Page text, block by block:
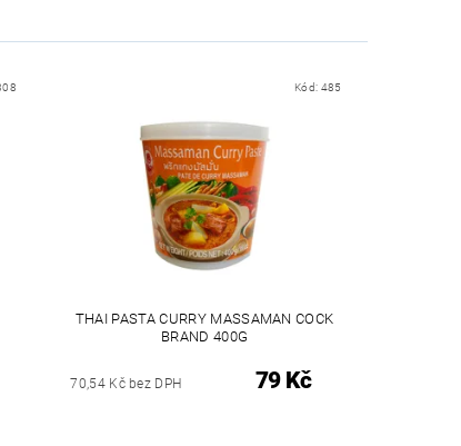
Kód: 485
THAI PASTA CURRY MASSAMAN COCK
BRAND 400G
70,54 Kč bez DPH 79 Kč